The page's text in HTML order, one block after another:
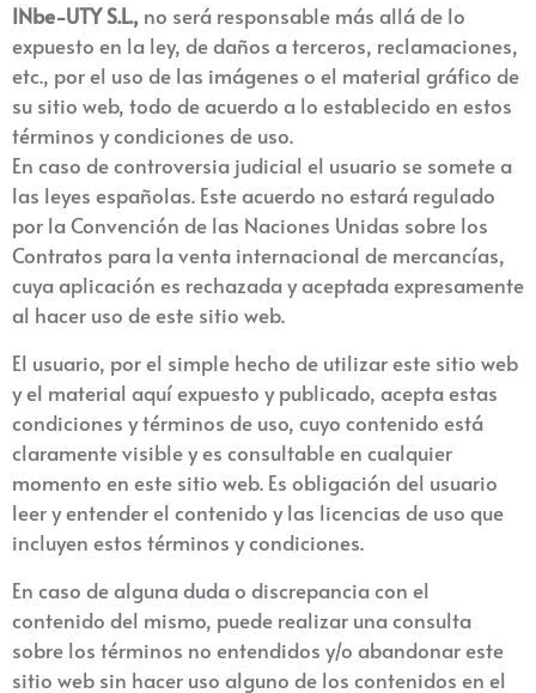
INbe-UTY S.L., no será responsable más allá de lo
expuesto en la ley, de daños a terceros, reclamaciones,
etc., por el uso de las imágenes o el material gráfico de
su sitio web, todo de acuerdo a lo establecido en estos
términos y condiciones de uso.
En caso de controversia judicial el usuario se somete a
las leyes españolas. Este acuerdo no estará regulado
por la Convención de las Naciones Unidas sobre los
Contratos para la venta internacional de mercancías,
cuya aplicación es rechazada y aceptada expresamente
al hacer uso de este sitio web.
El usuario, por el simple hecho de utilizar este sitio web
y el material aquí expuesto y publicado, acepta estas
condiciones y términos de uso, cuyo contenido está
claramente visible y es consultable en cualquier
momento en este sitio web. Es obligación del usuario
leer y entender el contenido y las licencias de uso que
incluyen estos términos y condiciones.
En caso de alguna duda o discrepancia con el
contenido del mismo, puede realizar una consulta
sobre los términos no entendidos y/o abandonar este
sitio web sin hacer uso alguno de los contenidos en el